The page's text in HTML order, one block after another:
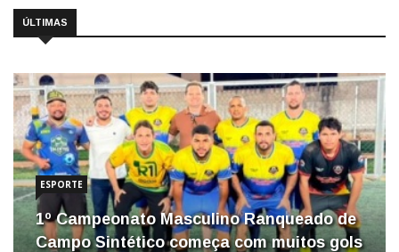
ÚLTIMAS
ESPORTE
1º Campeonato Masculino Ranqueado de
Campo Sintético começa com muitos gols